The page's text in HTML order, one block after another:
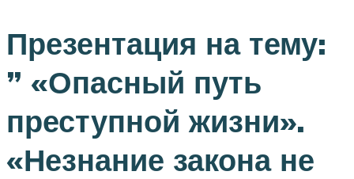
Презентация на тему:
” «Опасный путь
преступной жизни».
«Незнание закона не